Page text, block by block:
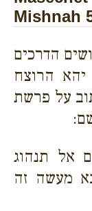
Mishnah
הדרכים
הרוצח
על פרשת
אל תנהוג
מעשה זה